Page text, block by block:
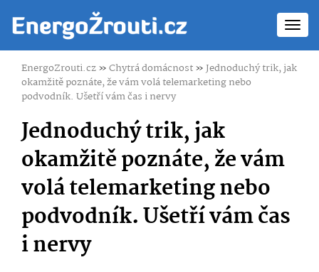
EnergoZrouti.cz»Chytrá domácnost» Jednoduchý trik, jak
okamžitě poznáte, že vám volá telemarketing nebo
podvodník. Ušetří vám čas i nervy
Jednoduchý trik, jak
okamžitě poznáte, že vám
volá telemarketing nebo
podvodník. Ušetří vám čas
i nervy